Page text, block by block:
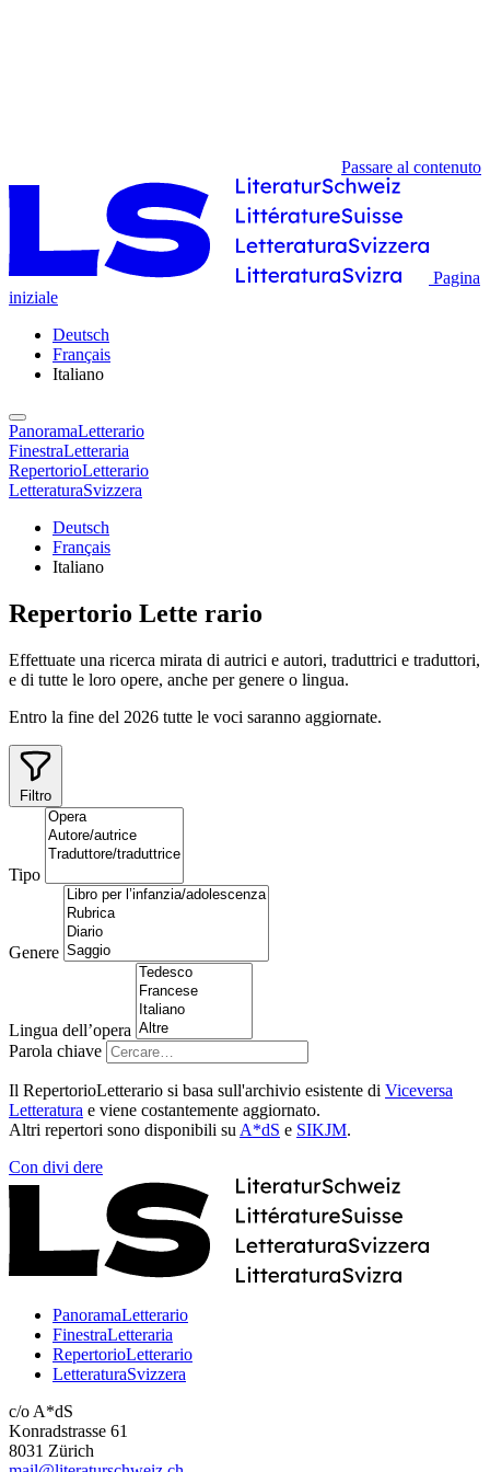
Passare al contenuto
Pagina
iniziale
Deutsch
Français
Italiano
PanoramaLetterario
FinestraLetteraria
RepertorioLetterario
LetteraturaSvizzera
Deutsch
Français
Italiano
Repertorio Lette rario
Effettuate una ricerca mirata di autrici e autori, traduttrici e traduttori,
e di tutte le loro opere, anche per genere o lingua.
Entro la fine del 2026 tutte le voci saranno aggiornate.
Filtro
Tipo
Genere
Lingua dell’opera
Parola chiave
Il RepertorioLetterario si basa sull'archivio esistente di Viceversa
Letteratura e viene costantemente aggiornato.
Altri repertori sono disponibili su A*dS e SIKJM.
Con divi dere
PanoramaLetterario
FinestraLetteraria
RepertorioLetterario
LetteraturaSvizzera
c/o A*dS
Konradstrasse 61
8031 Zürich